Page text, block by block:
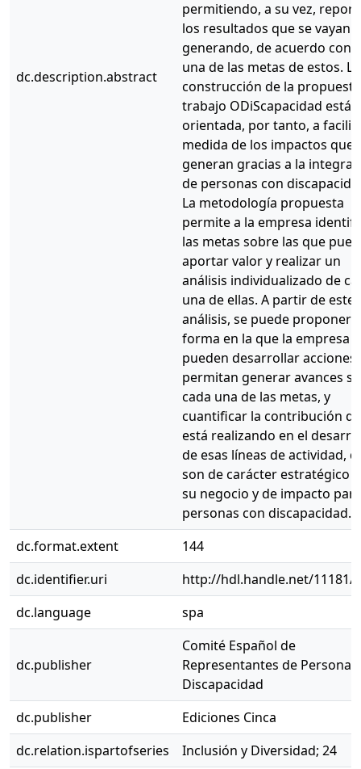
dc.description.abstract
permitiendo, a su vez,
los resultados que se vayan
generando, de acuerdo con
una de las metas de estos. La
construcción de la
trabajo ODiScapacidad está
orientada, por tanto, a
medida de los impactos que
generan gracias a la
de personas con
La metodología propuesta
permite a la empresa
las metas sobre las que
aportar valor y realizar un
análisis individualizado de
una de ellas. A partir de este
análisis, se puede proponer
forma en la que la empresa
pueden desarrollar acciones
permitan generar avances
cada una de las metas, y
cuantificar la contribución
está realizando en el
de esas líneas de actividad,
son de carácter estratégico
su negocio y de impacto
personas con discapacidad.
dc.format.extent
144
dc.identifier.uri
http://hdl.handle.net/11181/
dc.language
spa
dc.publisher
Comité Español de
Representantes de
Discapacidad
dc.publisher
Ediciones Cinca
dc.relation.ispartofseries
Inclusión y Diversidad; 24